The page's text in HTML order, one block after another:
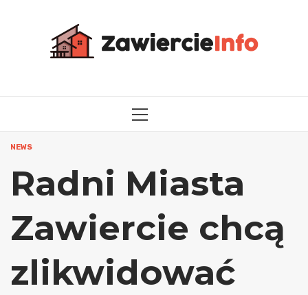
MENU
NEWS
Radni Miasta
Zawiercie chcą
zlikwidować